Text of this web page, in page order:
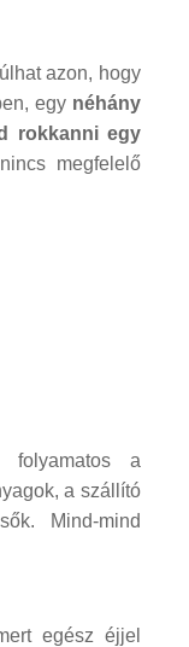
azon, hogy
egy néhány
rokkanni egy
megfelelő
folyamatos a
a szállító
Mind-mind
egész éjjel